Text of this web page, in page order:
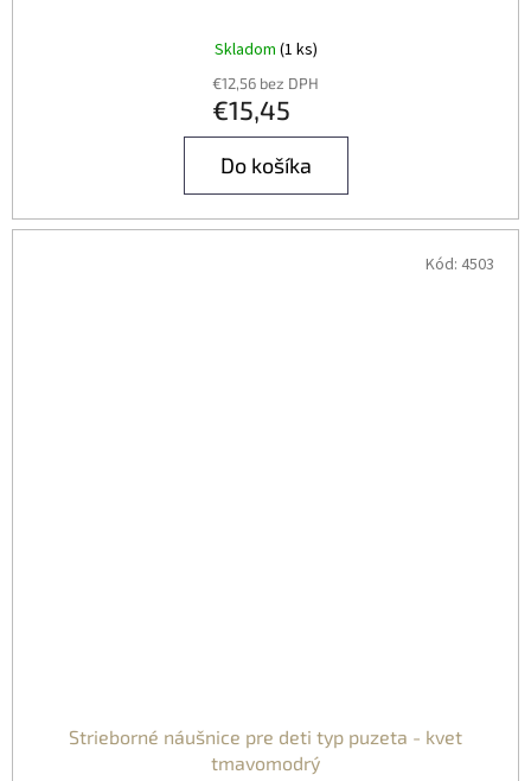
Skladom (1 ks)
€12,56 bez DPH
€15,45
Do košíka
Strieborné náušnice pre deti typ puzeta - kvet
tmavomodrý
Kód: 4503